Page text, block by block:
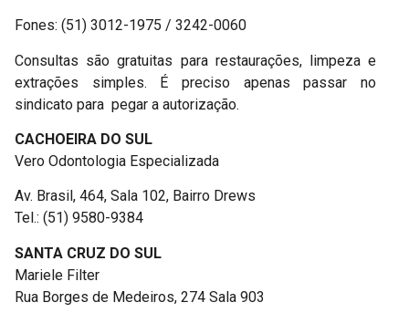
Fones: (51) 3012-1975 / 3242-0060
Consultas são gratuitas para restaurações, limpeza e
extrações simples. É preciso apenas passar no
sindicato para pegar a autorização.
CACHOEIRA DO SUL
Vero Odontologia Especializada
Av. Brasil, 464, Sala 102, Bairro Drews
Tel.: (51) 9580-9384
SANTA CRUZ DO SUL
Mariele Filter
Rua Borges de Medeiros, 274 Sala 903